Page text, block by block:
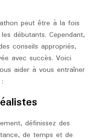
peut être à la fois
débutants. Cependant,
conseils appropriés,
avec succès. Voici
aider à vous entraîner
définissez des
de temps et de